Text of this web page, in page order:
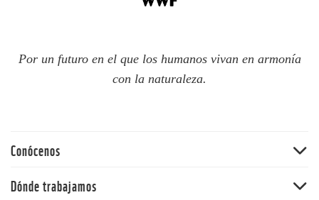
Por un futuro en el que los humanos vivan en armonía
con la naturaleza.
Conócenos
60 aniversario
Dónde trabajamos